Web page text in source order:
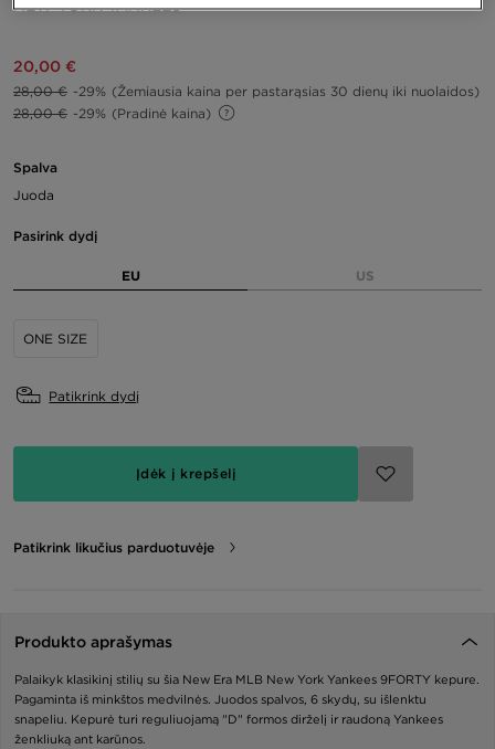
NEW YORK YANKEES
20,00 €
28,00 € -29%
(Žemiausia kaina per pastarąsias 30 dienų iki nuolaidos)
28,00 € -29% (Pradinė kaina)
Spalva
Juoda
Pasirink dydį
EU US
ONE SIZE
Patikrink dydį
Įdėk į krepšelį
Patikrink likučius parduotuvėje
Produkto aprašymas
Palaikyk klasikinį stilių su šia New Era MLB New York Yankees 9FORTY kepure.
Pagaminta iš minkštos medvilnės. Juodos spalvos, 6 skydų, su išlenktu
snapeliu. Kepurė turi reguliuojamą "D" formos dirželį ir raudoną Yankees
ženkliuką ant karūnos.